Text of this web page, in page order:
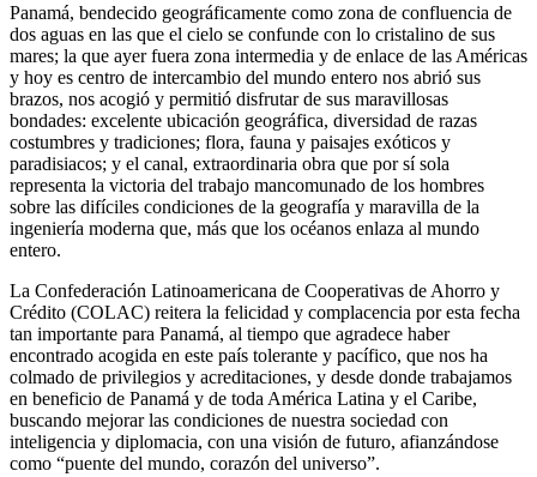
Panamá, bendecido geográficamente como zona de confluencia de
dos aguas en las que el cielo se confunde con lo cristalino de sus
mares; la que ayer fuera zona intermedia y de enlace de las Américas
y hoy es centro de intercambio del mundo entero nos abrió sus
brazos, nos acogió y permitió disfrutar de sus maravillosas
bondades: excelente ubicación geográfica, diversidad de razas
costumbres y tradiciones; flora, fauna y paisajes exóticos y
paradisiacos; y el canal, extraordinaria obra que por sí sola
representa la victoria del trabajo mancomunado de los hombres
sobre las difíciles condiciones de la geografía y maravilla de la
ingeniería moderna que, más que los océanos enlaza al mundo
entero.
La Confederación Latinoamericana de Cooperativas de Ahorro y
Crédito (COLAC) reitera la felicidad y complacencia por esta fecha
tan importante para Panamá, al tiempo que agradece haber
encontrado acogida en este país tolerante y pacífico, que nos ha
colmado de privilegios y acreditaciones, y desde donde trabajamos
en beneficio de Panamá y de toda América Latina y el Caribe,
buscando mejorar las condiciones de nuestra sociedad con
inteligencia y diplomacia, con una visión de futuro, afianzándose
como “puente del mundo, corazón del universo”.